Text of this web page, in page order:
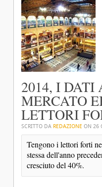
2014, I DATI
MERCATO
LETTORI
SCRITTO DA REDAZIONE ON 26
Tengono i lettori forti
stessa dell'anno
cresciuto del 40%.